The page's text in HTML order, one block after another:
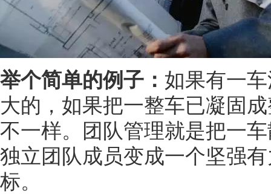
举个简单的例子： 如果有一
大的，如果把一整车已凝固
不一样。团队管理就是把一
独立团队成员变成一个坚强
标。